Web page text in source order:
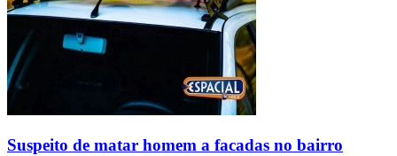
Suspeito de matar homem a facadas no bairro